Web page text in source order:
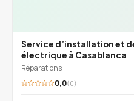
Service d’installation et
électrique à Casablanca
Réparations
0,0(0)